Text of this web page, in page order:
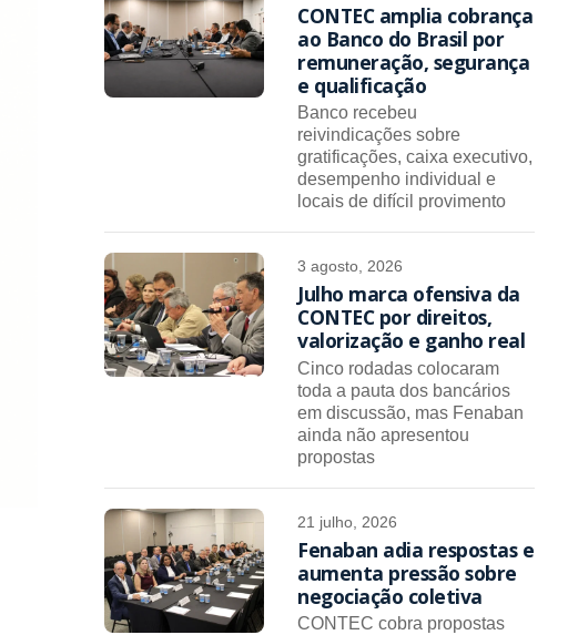
CONTEC amplia cobrança
ao Banco do Brasil por
remuneração, segurança
e qualificação
Banco recebeu
reivindicações sobre
gratificações, caixa executivo,
desempenho individual e
locais de difícil provimento
3 agosto, 2026
Julho marca ofensiva da
CONTEC por direitos,
valorização e ganho real
Cinco rodadas colocaram
toda a pauta dos bancários
em discussão, mas Fenaban
ainda não apresentou
propostas
21 julho, 2026
Fenaban adia respostas e
aumenta pressão sobre
negociação coletiva
CONTEC cobra propostas